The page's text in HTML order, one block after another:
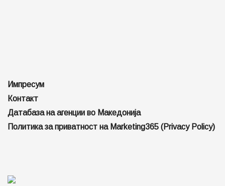
Импресум
Контакт
Датабаза на агенции во Македонија
Политика за приватност на Marketing365 (Privacy Policy)